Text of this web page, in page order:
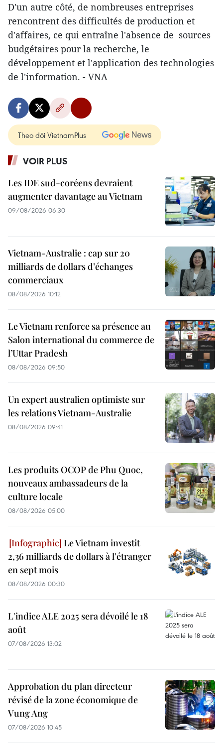
D'un autre côté, de nombreuses entreprises
rencontrent des difficultés de production et
d'affaires, ce qui entraîne l'absence de sources
budgétaires pour la recherche, le
développement et l'application des technologies
de l'information. - VNA
Theo dõi VietnamPlus
VOIR PLUS
Les IDE sud-coréens devraient
augmenter davantage au Vietnam
09/08/2026 06:30
Vietnam-Australie : cap sur 20
milliards de dollars d’échanges
commerciaux
08/08/2026 10:12
Le Vietnam renforce sa présence au
Salon international du commerce de
l’Uttar Pradesh
08/08/2026 09:50
Un expert australien optimiste sur
les relations Vietnam-Australie
08/08/2026 09:41
Les produits OCOP de Phu Quoc,
nouveaux ambassadeurs de la
culture locale
08/08/2026 05:00
Le Vietnam investit
2,36 milliards de dollars à l'étranger
en sept mois
08/08/2026 00:30
L'indice ALE 2025 sera dévoilé le 18
août
07/08/2026 13:02
Approbation du plan directeur
révisé de la zone économique de
Vung Ang
07/08/2026 10:45